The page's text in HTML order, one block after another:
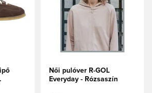
Női pulóver R-GOL
Everyday - Rózsaszín